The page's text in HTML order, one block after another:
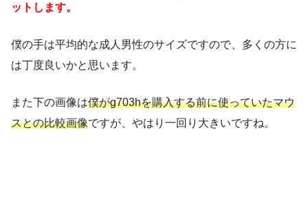
ットします。
僕の手は平均的な成人男性のサイズですので、多くの方に
は丁度良いかと思います。
また下の画像は僕がg703hを購入する前に使っていたマウ
スとの比較画像ですが、やはり一回り大きいですね。